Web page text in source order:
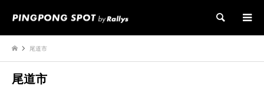
検索
尾道市
尾道市